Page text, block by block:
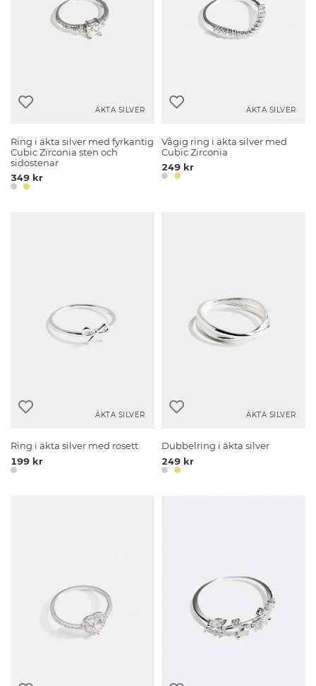
ÄKTA SILVER
Ring i äkta silver med fyrkantig
Cubic Zirconia sten och
sidostenar
349 kr
ÄKTA SILVER
Vågig ring i äkta silver med
Cubic Zirconia
249 kr
ÄKTA SILVER
Ring i äkta silver med rosett
199 kr
ÄKTA SILVER
Dubbelring i äkta silver
249 kr